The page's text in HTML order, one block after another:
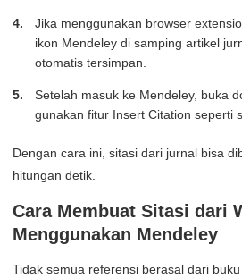
Jika menggunakan browser
ikon Mendeley di samping artikel
otomatis tersimpan.
Setelah masuk ke Mendeley, buka
gunakan fitur Insert Citation seperti
Dengan cara ini, sitasi dari jurnal bisa
hitungan detik.
Cara Membuat Sitasi dari
Menggunakan Mendeley
Tidak semua referensi berasal dari